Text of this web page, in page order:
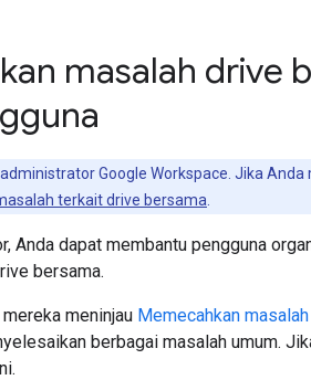
masalah drive
Google Workspace. Jika
terkait drive bersama
Anda dapat membantu pengguna
bersama.
meninjau Memecahkan
berbagai masalah umum.